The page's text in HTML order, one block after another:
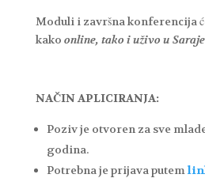
Moduli i završna konferencija
kako online, tako i uživo u
NAČIN APLICIRANJA:
Poziv je otvoren za sve
godina.
Potrebna je prijava putem